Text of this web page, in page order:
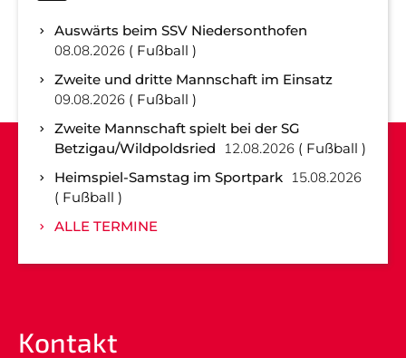
Auswärts beim SSV Niedersonthofen
08.08.2026
Fußball
Zweite und dritte Mannschaft im Einsatz
09.08.2026
Fußball
Zweite Mannschaft spielt bei der SG
Betzigau/Wildpoldsried
12.08.2026
Fußball
Heimspiel-Samstag im Sportpark 15.08.2026
Fußball
ALLE TERMINE
Kontakt